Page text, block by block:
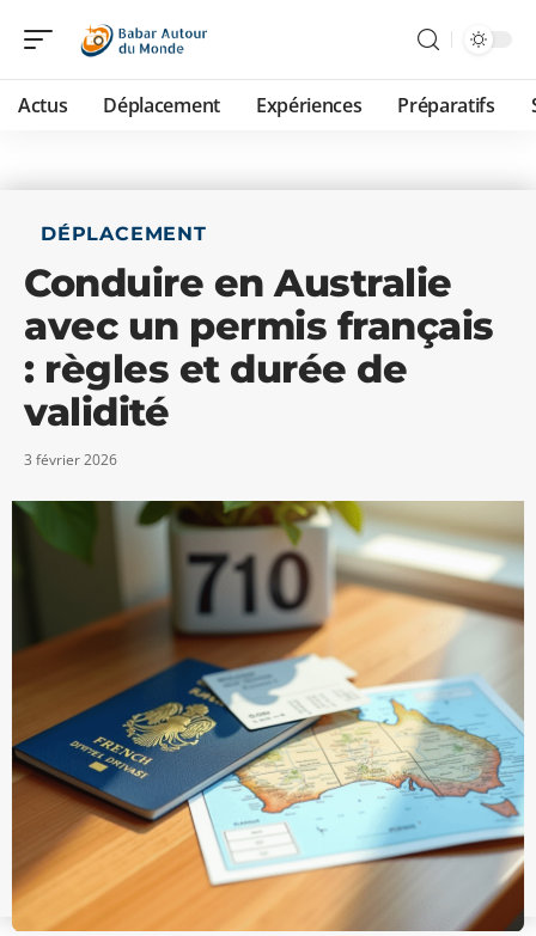
Actus Déplacement Expériences Préparatifs
DÉPLACEMENT
Conduire en Australie
avec un permis français
: règles et durée de
validité
3 février 2026